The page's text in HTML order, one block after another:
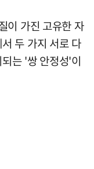
이 가진 고유한 자
두 가지 서로 다
는 '쌍 안정성'이